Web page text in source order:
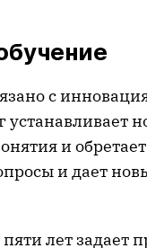
с
и
и дает
пяти лет